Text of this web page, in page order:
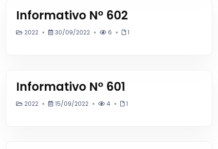
Informativo Nº 602
2022 30/09/2022 6 1
Informativo Nº 601
2022 15/09/2022 4 1